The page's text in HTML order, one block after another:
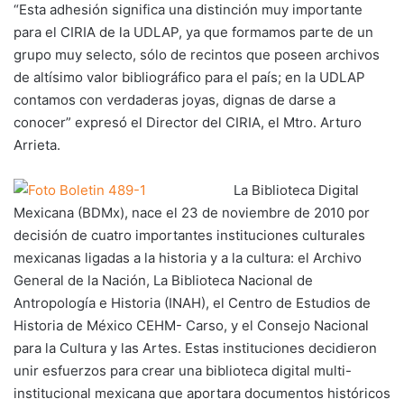
“Esta adhesión significa una distinción muy importante
para el CIRIA de la UDLAP, ya que formamos parte de un
grupo muy selecto, sólo de recintos que poseen archivos
de altísimo valor bibliográfico para el país; en la UDLAP
contamos con verdaderas joyas, dignas de darse a
conocer” expresó el Director del CIRIA, el Mtro. Arturo
Arrieta.
La Biblioteca Digital
Mexicana (BDMx), nace el 23 de noviembre de 2010 por
decisión de cuatro importantes instituciones culturales
mexicanas ligadas a la historia y a la cultura: el Archivo
General de la Nación, La Biblioteca Nacional de
Antropología e Historia (INAH), el Centro de Estudios de
Historia de México CEHM- Carso, y el Consejo Nacional
para la Cultura y las Artes. Estas instituciones decidieron
unir esfuerzos para crear una biblioteca digital multi-
institucional mexicana que aportara documentos históricos